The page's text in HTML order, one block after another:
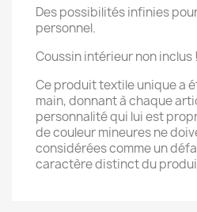
Des possibilités infinies
personnel.
Coussin intérieur non inclus !
Ce produit textile unique a
main, donnant à chaque
personnalité qui lui est
de couleur mineures ne
considérées comme un
caractère distinct du